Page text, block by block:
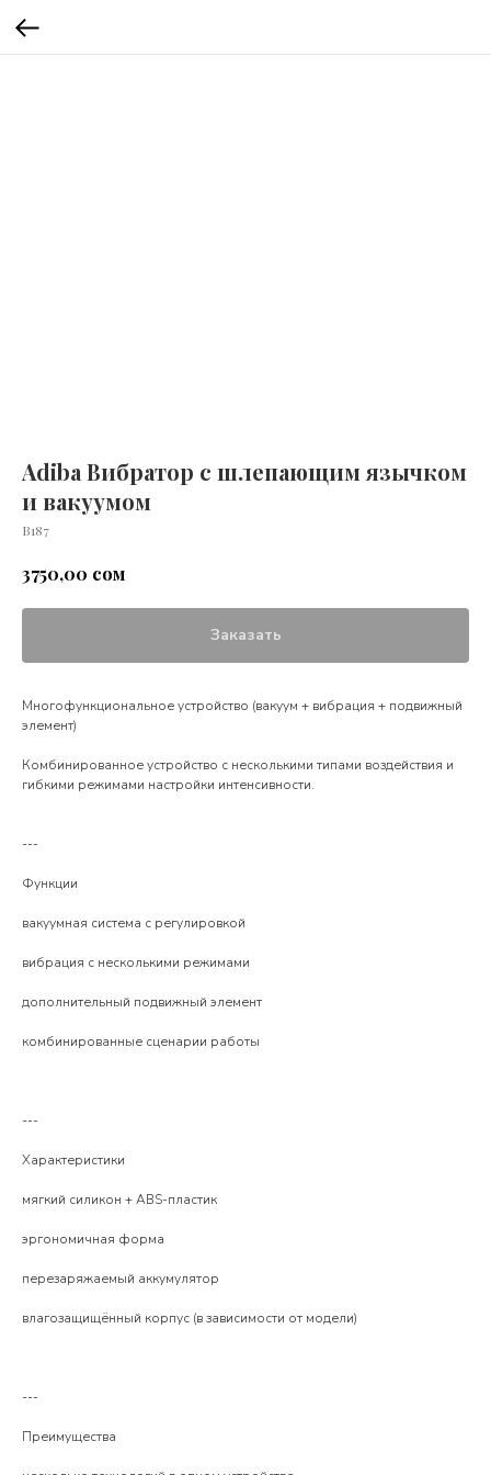
Adiba Вибратор с шлепающим язычком
и вакуумом
В187
3750,00 сом
Заказать
Многофункциональное устройство (вакуум + вибрация + подвижный
элемент)
Комбинированное устройство с несколькими типами воздействия и
гибкими режимами настройки интенсивности.
---
Функции
вакуумная система с регулировкой
вибрация с несколькими режимами
дополнительный подвижный элемент
комбинированные сценарии работы
---
Характеристики
мягкий силикон + ABS-пластик
эргономичная форма
перезаряжаемый аккумулятор
влагозащищённый корпус (в зависимости от модели)
---
Преимущества